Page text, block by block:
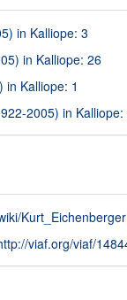
in Kalliope: 3
in Kalliope: 26
in Kalliope: 1
2005) in Kalliope:
Kurt_Eichenberger
viaf.org/viaf/